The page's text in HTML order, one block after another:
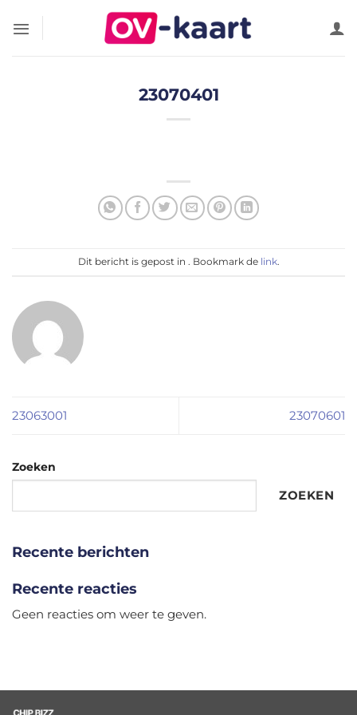
naar
23070401
Dit bericht is gepost in . Bookmark de link.
23063001 23070601
Zoeken
ZOEKEN
Recente berichten
Recente reacties
Geen reacties om weer te geven.